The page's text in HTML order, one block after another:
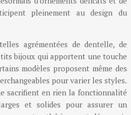
pleinement au design du
agrémentées de dentelle, de
bijoux qui apportent une touche
modèles proposent même des
pour varier les styles.
sacrifient en rien la fonctionnalité
et solides pour assurer un